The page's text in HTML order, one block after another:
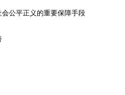
公平正义的重要保障手段